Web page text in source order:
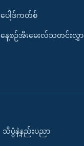
ပေါ့ဒ်ကတ်စ်
နေ့စဉ်အီးမေးလ်သတင်းလွှာ
သိပ္ပံနဲ့နည်းပညာ